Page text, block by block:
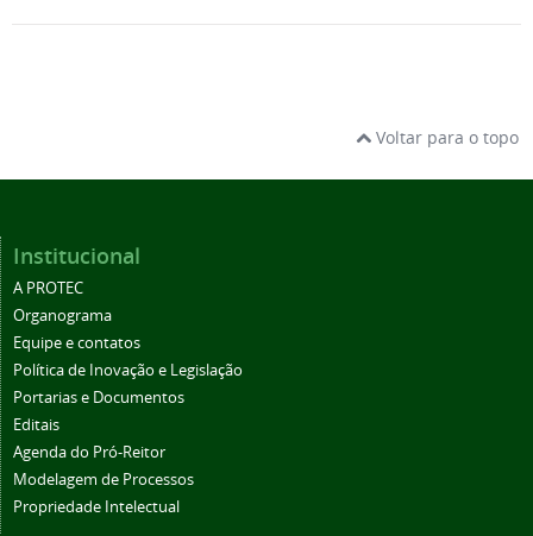
Voltar para o topo
Institucional
A PROTEC
Organograma
Equipe e contatos
Política de Inovação e Legislação
Portarias e Documentos
Editais
Agenda do Pró-Reitor
Modelagem de Processos
Propriedade Intelectual